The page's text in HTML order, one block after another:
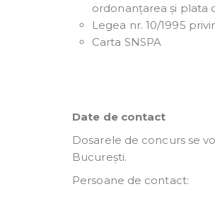
ordonanțarea și plata
Legea nr. 10/1995
Carta SNSPA
Date de contact
Dosarele de concurs se
București.
Persoane de contact: